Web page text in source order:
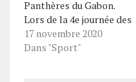
Panthères du Gabon.
Lors de la 4e journée des
éliminatoires de la Coupe
d’Afrique des nations
17 novembre 2020
Dans "Sport"